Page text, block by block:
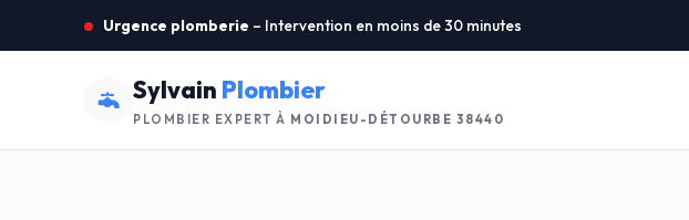
Urgence plomberie – Intervention en moins de 30 minutes
Sylvain Plombier
PLOMBIER EXPERT À MOIDIEU-DÉTOURBE 38440